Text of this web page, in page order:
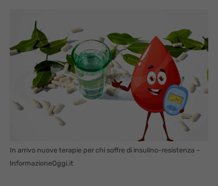
In arrivo nuove terapie per chi soffre di insulino-resistenza –
InformazioneOggi.it